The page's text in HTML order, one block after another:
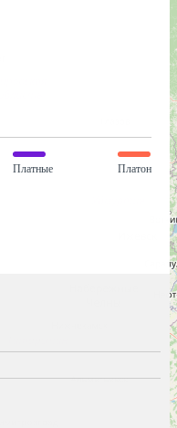
Платные Платон